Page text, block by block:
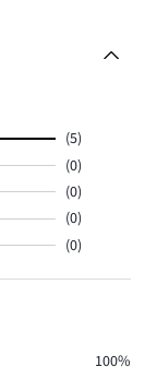
(5)
(0)
(0)
(0)
(0)
100%